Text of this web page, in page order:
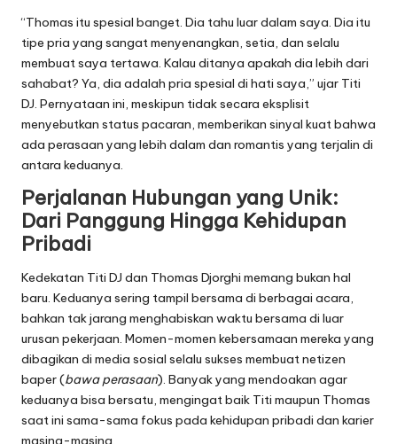
“Thomas itu spesial banget. Dia tahu luar dalam saya. Dia itu
tipe pria yang sangat menyenangkan, setia, dan selalu
membuat saya tertawa. Kalau ditanya apakah dia lebih dari
sahabat? Ya, dia adalah pria spesial di hati saya,” ujar Titi
DJ. Pernyataan ini, meskipun tidak secara eksplisit
menyebutkan status pacaran, memberikan sinyal kuat bahwa
ada perasaan yang lebih dalam dan romantis yang terjalin di
antara keduanya.
Perjalanan Hubungan yang Unik:
Dari Panggung Hingga Kehidupan
Pribadi
Kedekatan Titi DJ dan Thomas Djorghi memang bukan hal
baru. Keduanya sering tampil bersama di berbagai acara,
bahkan tak jarang menghabiskan waktu bersama di luar
urusan pekerjaan. Momen-momen kebersamaan mereka yang
dibagikan di media sosial selalu sukses membuat netizen
baper (bawa perasaan). Banyak yang mendoakan agar
keduanya bisa bersatu, mengingat baik Titi maupun Thomas
saat ini sama-sama fokus pada kehidupan pribadi dan karier
masing-masing.